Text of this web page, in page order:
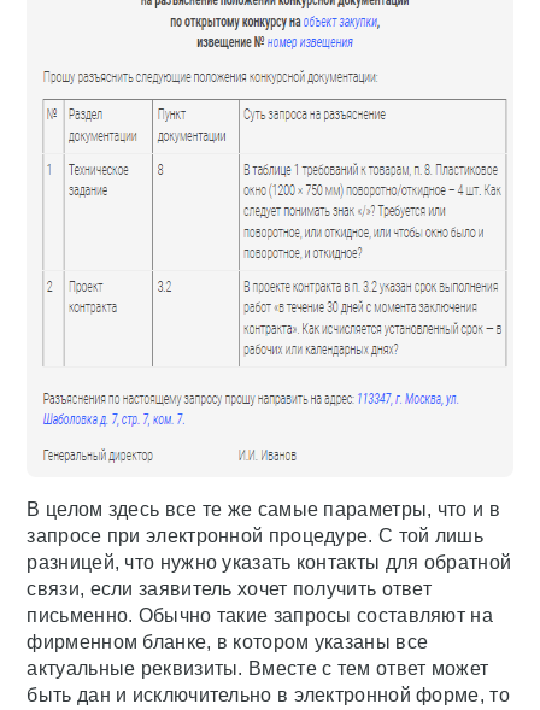
В целом здесь все те же самые параметры, что и в
запросе при электронной процедуре. С той лишь
разницей, что нужно указать контакты для обратной
связи, если заявитель хочет получить ответ
письменно. Обычно такие запросы составляют на
фирменном бланке, в котором указаны все
актуальные реквизиты. Вместе с тем ответ может
быть дан и исключительно в электронной форме, то